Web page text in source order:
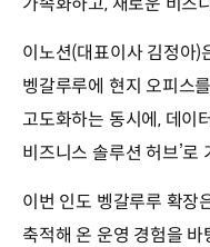
이노션(대표이사 김정아)
벵갈루루에 현지 오피스
고도화하는 동시에, 데이
비즈니스 솔루션 허브’
이번 인도 벵갈루루 확장
축적해 온 운영 경험을